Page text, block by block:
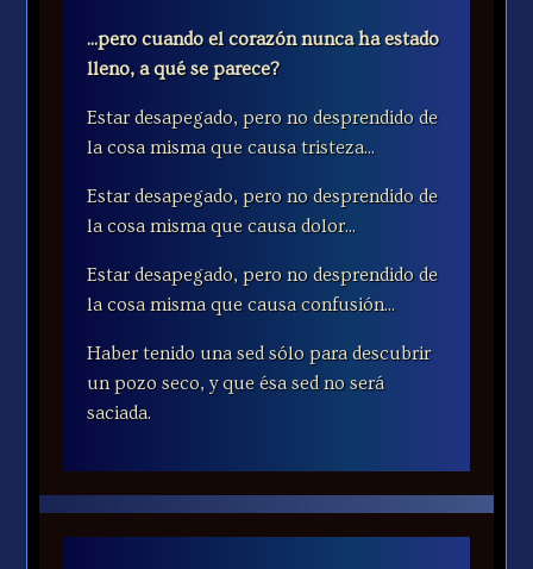
...pero cuando el corazón nunca ha estado
lleno, a qué se parece?
Estar desapegado, pero no desprendido de
la cosa misma que causa tristeza...
Estar desapegado, pero no desprendido de
la cosa misma que causa dolor...
Estar desapegado, pero no desprendido de
la cosa misma que causa confusión...
Haber tenido una sed sólo para descubrir
un pozo seco, y que ésa sed no será
saciada.